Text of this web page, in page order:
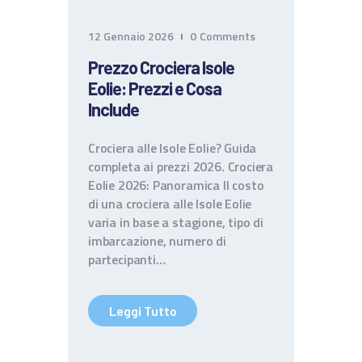
TERMINI E CONDIZIONI
12 Gennaio 2026 0 Comments
Prezzo Crociera Isole
Eolie: Prezzi e Cosa
Include
Crociera alle Isole Eolie? Guida
completa ai prezzi 2026. Crociera
Eolie 2026: Panoramica ll costo
di una crociera alle Isole Eolie
varia in base a stagione, tipo di
imbarcazione, numero di
partecipanti…
Leggi Tutto